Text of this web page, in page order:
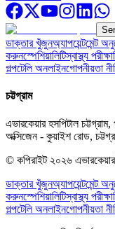
ডাক্তার খুঁজুনঅ্যাপয়েন্টমেন্ট
করুনস্পেশিয়ালিটিস্বাস্থ্য পরীক্ষা
গল্পটেলি অনলাইনগোপনীয়তা
চট্টগ্রাম
এভারকেয়ার হসপিটাল
অক্সিজেন - কুয়াইশ রোড,
© কপিরাইট ২০২৬
ডাক্তার খুঁজুনঅ্যাপয়েন্টমেন্ট
করুনস্পেশিয়ালিটিস্বাস্থ্য পরীক্ষা
গল্পটেলি অনলাইনগোপনীয়তা